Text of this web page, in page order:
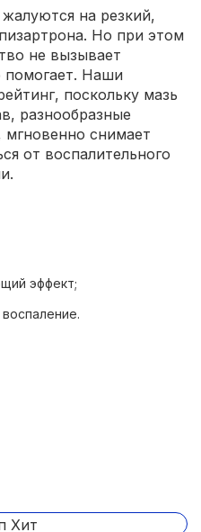
на резкий,
Но при этом
не вызывает
помогает. Наши
поскольку мазь
разнообразные
снимает
от воспалительного
эффект;